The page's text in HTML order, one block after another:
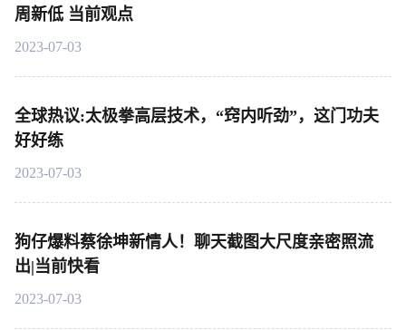
周新低 当前观点
2023-07-03
全球热议:太极拳高层技术，“窍内听劲”，这门功夫
好好练
2023-07-03
狗仔爆料蔡徐坤新情人！聊天截图大尺度亲密照流
出|当前快看
2023-07-03